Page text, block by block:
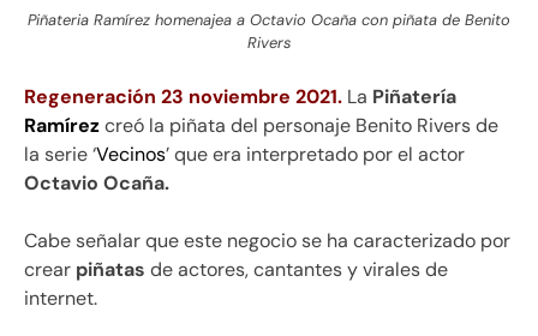
Piñateria Ramírez homenajea a Octavio Ocaña con piñata de Benito
Rivers
Regeneración 23 noviembre 2021. La Piñatería
Ramírezcreó la piñata del personaje Benito Rivers de
la serie ‘Vecinos’ que era interpretado por el actor
Octavio Ocaña.
Cabe señalar que este negocio se ha caracterizado por
crear piñatas de actores, cantantes y virales de
internet.